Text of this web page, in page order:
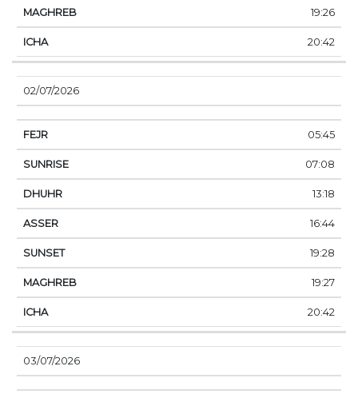
19:26
20:42
02/07/2026
05:45
07:08
13:18
16:44
19:28
19:27
20:42
03/07/2026